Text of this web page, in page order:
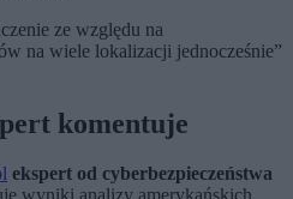
ze względu na
na wiele lokalizacji jednocześnie”
komentuje
ekspert od cyberbezpieczeństwa